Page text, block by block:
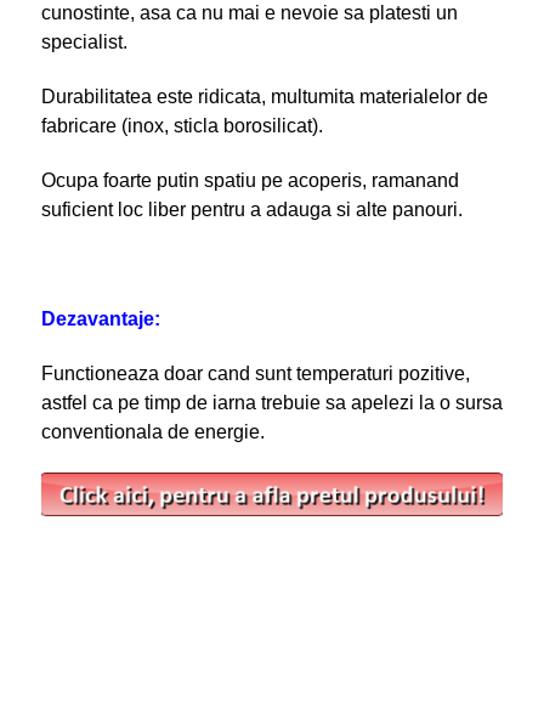
cunostinte, asa ca nu mai e nevoie sa platesti un
specialist.
Durabilitatea este ridicata, multumita materialelor de
fabricare (inox, sticla borosilicat).
Ocupa foarte putin spatiu pe acoperis, ramanand
suficient loc liber pentru a adauga si alte panouri.
Dezavantaje:
Functioneaza doar cand sunt temperaturi pozitive,
astfel ca pe timp de iarna trebuie sa apelezi la o sursa
conventionala de energie.